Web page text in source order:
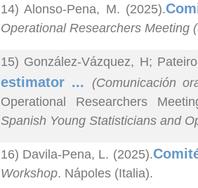
14) Alonso-Pena, M. (2025).
Operational Researchers Meeting
15) González-Vázquez, H;
estimator ...
(Comunicación
Operational Researchers
Spanish Young Statisticians and
16) Davila-Pena, L. (2025).
Workshop. Nápoles (Italia).